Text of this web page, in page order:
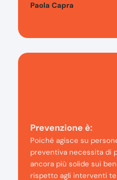
Paola Capra
Prevenzione è:
Poiché agisce su
preventiva necessita di
ancora più solide sui
rispetto agli interventi